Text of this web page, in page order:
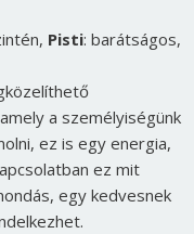
Pisti: barátságos,
a személyiségünk
ez is egy energia,
ez mit
egy kedvesnek